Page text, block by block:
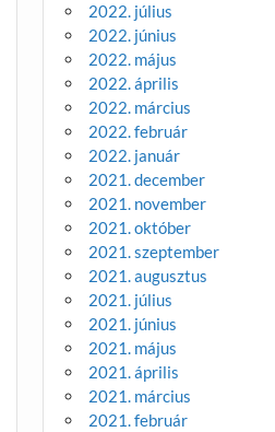
2022. július
2022. június
2022. május
2022. április
2022. március
2022. február
2022. január
2021. december
2021. november
2021. október
2021. szeptember
2021. augusztus
2021. július
2021. június
2021. május
2021. április
2021. március
2021. február